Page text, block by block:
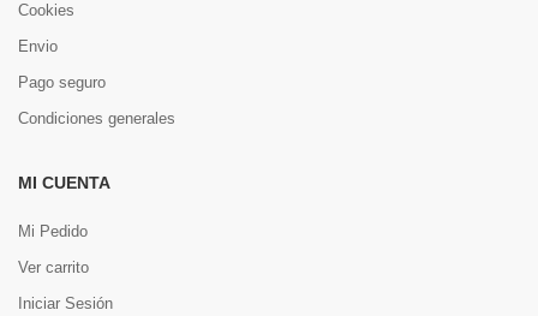
Cookies
Envio
Pago seguro
Condiciones generales
MI CUENTA
Mi Pedido
Ver carrito
Iniciar Sesión